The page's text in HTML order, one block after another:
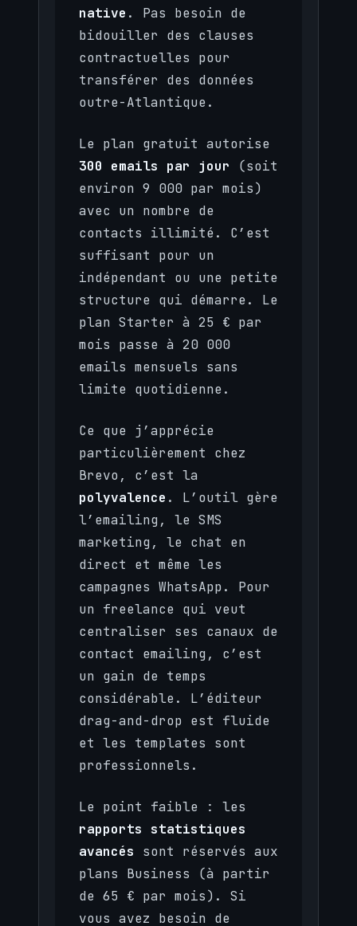
native . Pas besoin de
bidouiller des clauses
contractuelles pour
transférer des données
outre-Atlantique.
Le plan gratuit autorise
300 emails par jour (soit
environ 9 000 par mois)
avec un nombre de
contacts illimité. C’est
suffisant pour un
indépendant ou une petite
structure qui démarre. Le
plan Starter à 25 € par
mois passe à 20 000
emails mensuels sans
limite quotidienne.
Ce que j’apprécie
particulièrement chez
Brevo, c’est la
polyvalence . L’outil gère
l’emailing, le SMS
marketing, le chat en
direct et même les
campagnes WhatsApp. Pour
un freelance qui veut
centraliser ses canaux de
contact emailing, c’est
un gain de temps
considérable. L’éditeur
drag-and-drop est fluide
et les templates sont
professionnels.
Le point faible : les
rapports statistiques
avancés sont réservés aux
plans Business (à partir
de 65 € par mois). Si
vous avez besoin de